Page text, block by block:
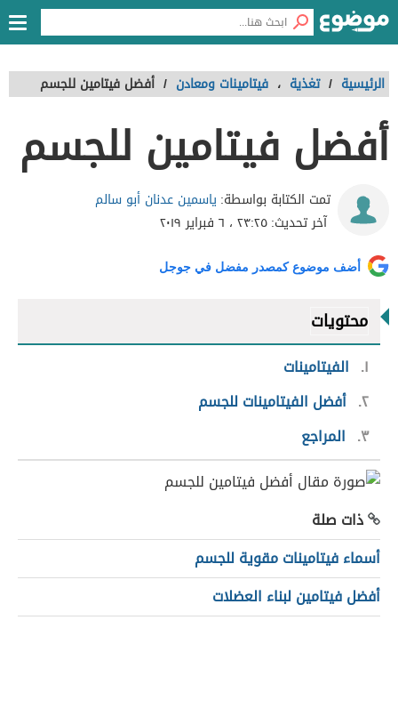
الرئيسية / تغذية ، فيتامينات ومعادن / أفضل فيتامين للجسم
أفضل فيتامين للجسم
تمت الكتابة بواسطة: ياسمين عدنان أبو سالم
آخر تحديث:٢٣:٢٥ ، ٦ فبراير ٢٠١٩
أضف موضوع كمصدر مفضل في جوجل
محتويات
١
الفيتامينات
٢ أفضل الفيتامينات للجسم
٣
المراجع
ذات صلة
أسماء فيتامينات مقوية للجسم
أفضل فيتامين لبناء العضلات